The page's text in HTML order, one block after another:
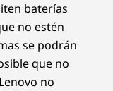
baterías
no estén
se podrán
que no
no